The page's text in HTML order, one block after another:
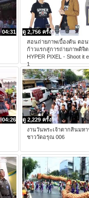
04:31
ดู 2,756 ครั้ง
สอนถ่ายภาพเบื้องต้น ตอ
ก้าวแรกสู่การถ่ายภาพดิจิ
HYPER PIXEL - Shoot it
1
04:26
ดู 2,229 ครั้ง
งานวันพระเจ้าตากสินมหา
ชาววัดอรุณ 006